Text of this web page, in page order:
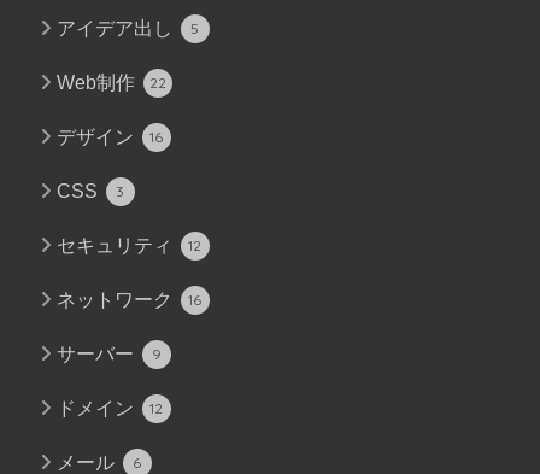
アイデア出し 5
Web制作 22
デザイン 16
CSS 3
セキュリティ 12
ネットワーク 16
サーバー 9
ドメイン 12
メール 6